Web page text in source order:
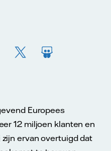
Europees
12 miljoen klanten en
ervan overtuigd dat